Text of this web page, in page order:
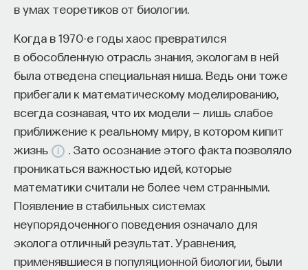
в умах теоретиков от биологии.
Когда в 1970-е годы хаос превратился
в обособленную отрасль знания, экологам в ней
была отведена специальная ниша. Ведь они тоже
прибегали к математическому моделированию,
всегда сознавая, что их модели — лишь слабое
приближение к реальному миру, в котором кипит
жизнь
. Зато осознание этого факта позволяло
проникаться важностью идей, которые
математики считали не более чем странными.
Появление в стабильных системах
неупорядоченного поведения означало для
эколога отличный результат. Уравнения,
применявшиеся в популяционной биологии, были
Химия между нейронами:
вещества, которые управляют
нами
СОХРАНИТЬ КУРС
не говорим явно, что он должен делать правильно.
исследованием среды и максимально быстрым
зарабатыванием очков. Вначале он ничего
не знает о существующих средах — комнатах.
Ему нужно набрать память, а затем использовать
ее, чтобы предпринимать действия. Это одна
из основных задач, которую нужно преодолеть
в обучении с подкреплением: как можно быстрее
набрать опыт, а потом его использовать для
решения задачи.
Здесь очень близко подходят задачиtransfer
learning— переноса обучения. Предположим, у нас
с вами робот перемещался в одной сети комнат,